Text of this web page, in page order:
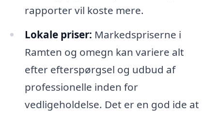
rapporter vil koste mere.
Lokale priser: Markedspriserne i
Ramten og omegn kan variere alt
efter efterspørgsel og udbud af
professionelle inden for
vedligeholdelse. Det er en god ide at